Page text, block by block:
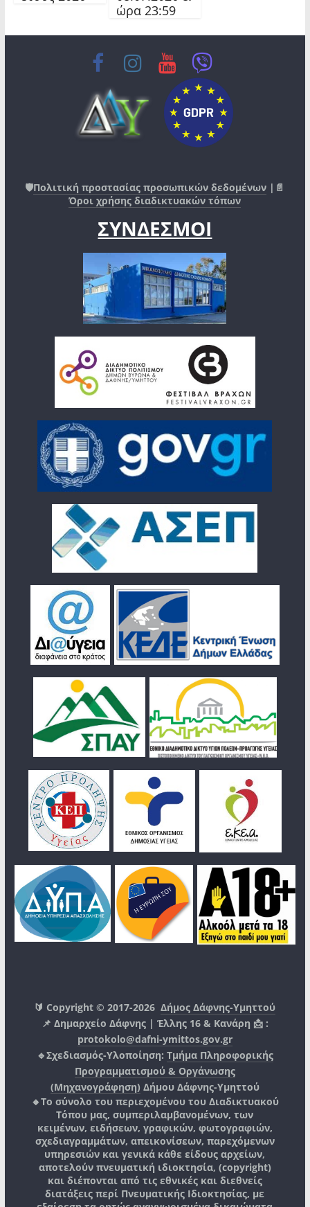
ώρα 23:59
🛡️Πολιτική προστασίας προσωπικών δεδομένων |📄
Όροι χρήσης διαδικτυακών τόπων
ΣΥΝΔΕΣΜΟΙ
🔰 Copyright © 2017-2026Δήμος Δάφνης-Υμηττού
📌 Δημαρχείο Δάφνης | Έλλης 16 & Κανάρη 📩 :
protokolo@dafni-ymittos.gov.gr
🔹Σχεδιασμός-Υλοποίηση: Τμήμα Πληροφορικής
Προγραμματισμού & Οργάνωσης
(Μηχανογράφηση) Δήμου Δάφνης-Υμηττού
🔸Το σύνολο του περιεχομένου του Διαδικτυακού
Τόπου μας, συμπεριλαμβανομένων, των
κειμένων, ειδήσεων, γραφικών, φωτογραφιών,
σχεδιαγραμμάτων, απεικονίσεων, παρεχόμενων
υπηρεσιών και γενικά κάθε είδους αρχείων,
αποτελούν πνευματική ιδιοκτησία, (copyright)
και διέπονται από τις εθνικές και διεθνείς
διατάξεις περί Πνευματικής Ιδιοκτησίας, με